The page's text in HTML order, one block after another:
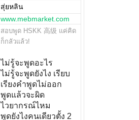
สุ่ยหลิน
www.mebmarket.com
สอบพูด HSKK 高级 แค่คิด
ก็กลัวแล้ว!
ไม่รู้จะพูดอะไร
ไม่รู้จะพูดยังไง เรียบ
เรียงคำพูดไม่ออก
พูดแล้วจะผิด
ไวยากรณ์ไหม
พูดยังไงคนเดียวตั้ง 2